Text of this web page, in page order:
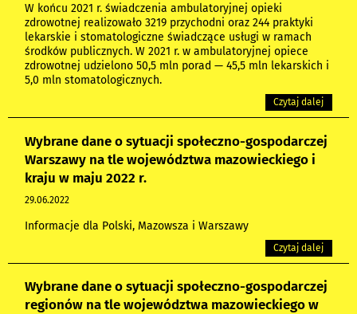
W końcu 2021 r. świadczenia ambulatoryjnej opieki
zdrowotnej realizowało 3219 przychodni oraz 244 praktyki
lekarskie i stomatologiczne świadczące usługi w ramach
środków publicznych. W 2021 r. w ambulatoryjnej opiece
zdrowotnej udzielono 50,5 mln porad — 45,5 mln lekarskich i
5,0 mln stomatologicznych.
Czytaj dalej
Wybrane dane o sytuacji społeczno-gospodarczej
Warszawy na tle województwa mazowieckiego i
kraju w maju 2022 r.
29.06.2022
Informacje dla Polski, Mazowsza i Warszawy
Czytaj dalej
Wybrane dane o sytuacji społeczno-gospodarczej
regionów na tle województwa mazowieckiego w